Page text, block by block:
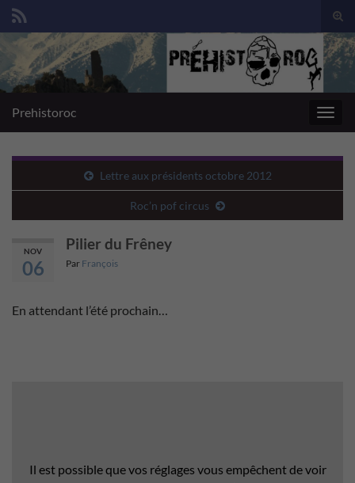
Search for:
Prehistoroc
Lettre aux présidents octobre 2012
Roc’n pof circus
NOV
06
Pilier du Frêney
Par François
En attendant l’été prochain…
Il est possible que vos réglages vous empêchent de voir